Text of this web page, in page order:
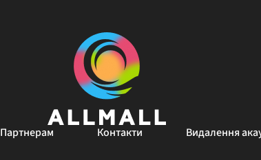
Партнерам Контакти Видалення